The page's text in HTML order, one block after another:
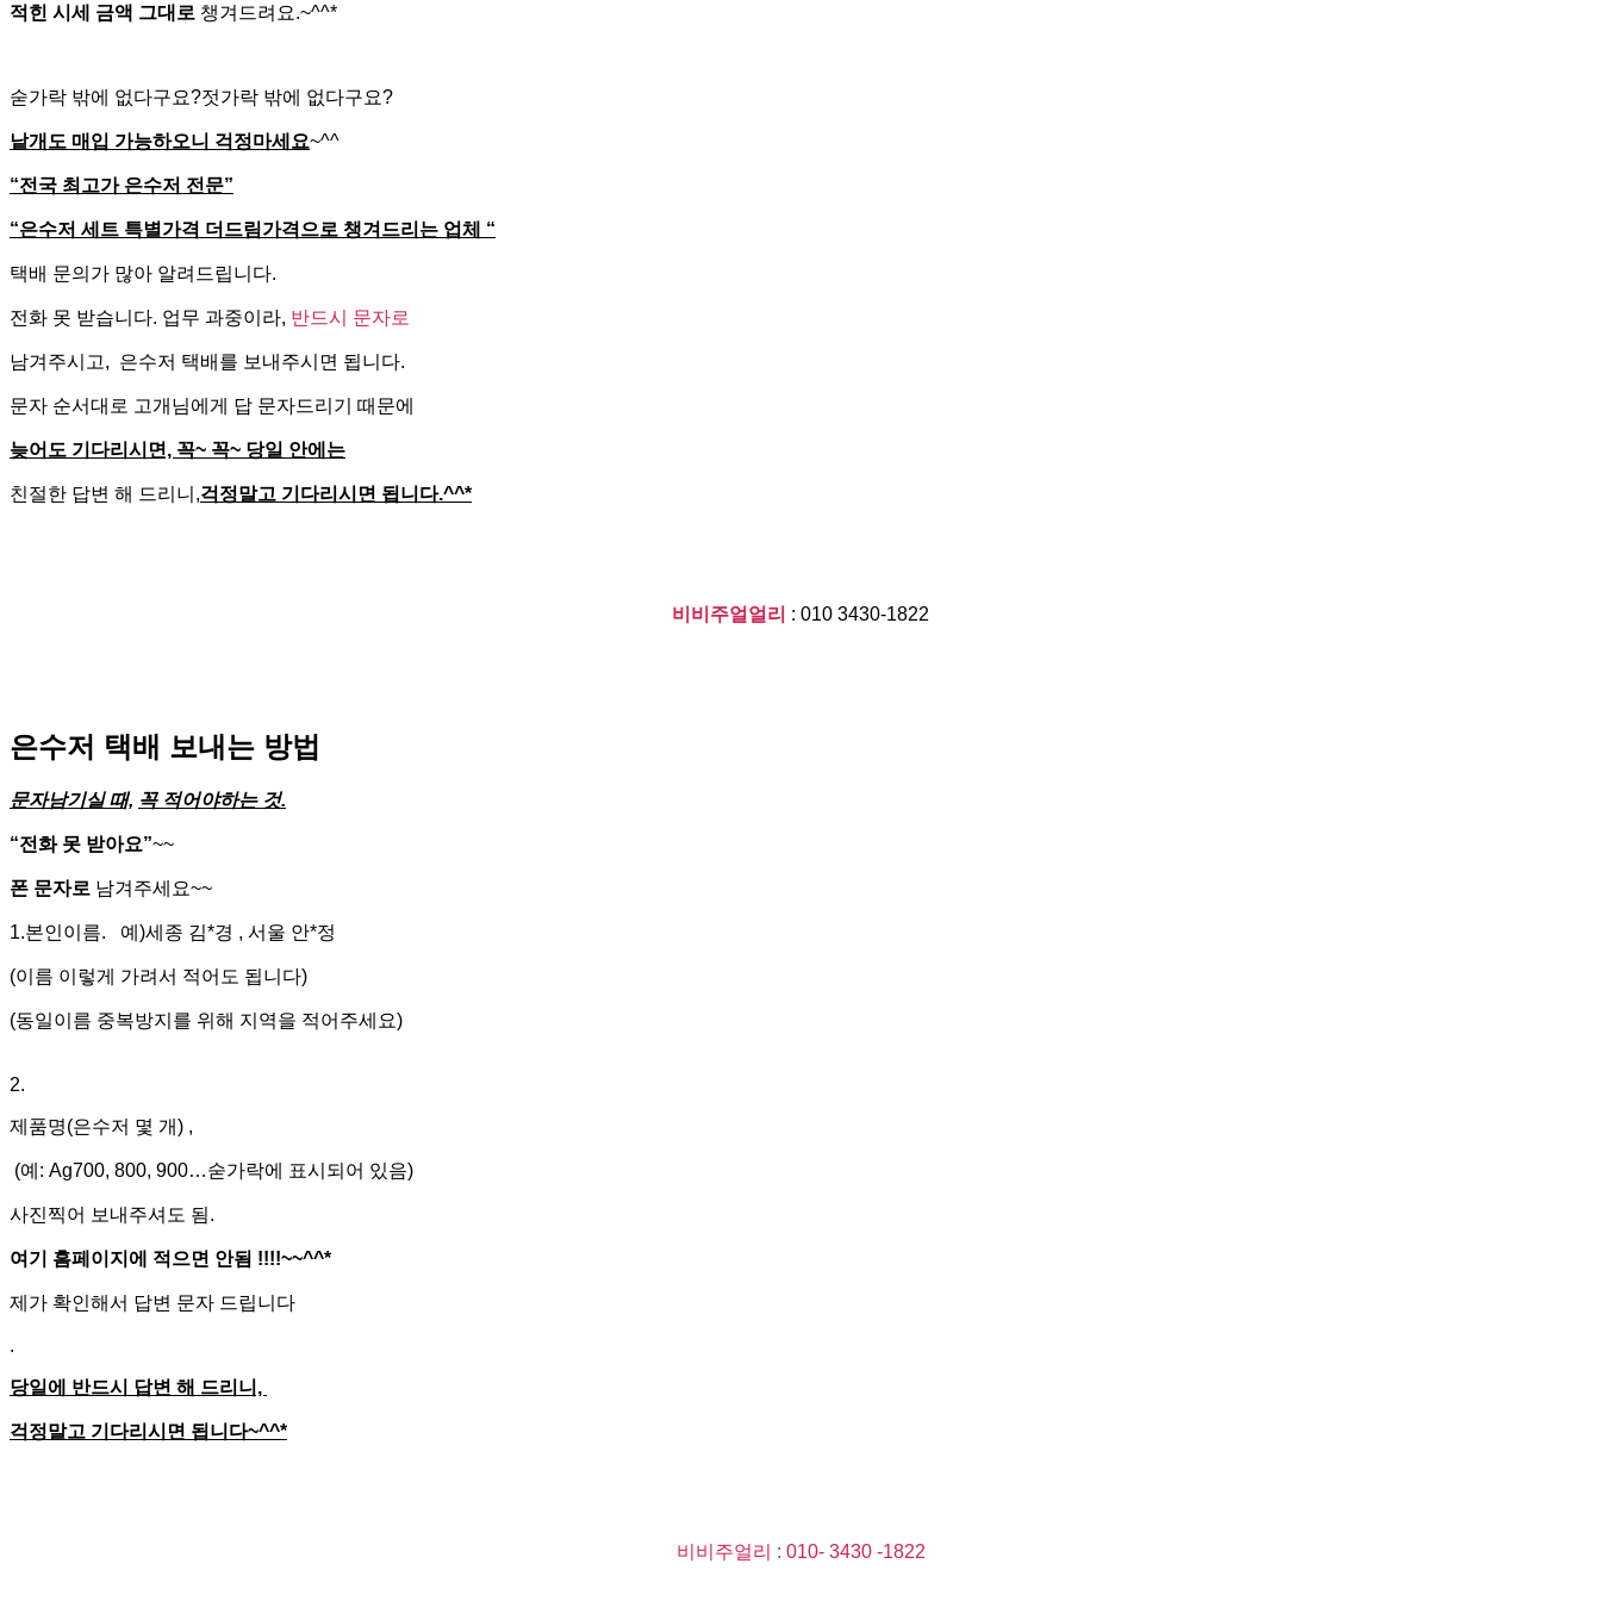
적힌 시세 금액 그대로 챙겨드려요.~^^*
숟가락 밖에 없다구요?젓가락 밖에 없다구요?
낱개도 매입 가능하오니 걱정마세요~^^
“전국 최고가 은수저 전문”
“은수저 세트 특별가격 더드림가격으로 챙겨드리는 업체 “
택배 문의가 많아 알려드립니다.
전화 못 받습니다. 업무 과중이라, 반드시 문자로
남겨주시고, 은수저 택배를 보내주시면 됩니다.
문자 순서대로 고개님에게 답 문자드리기 때문에
늦어도 기다리시면, 꼭~ 꼭~ 당일 안에는
친절한 답변 해 드리니,걱정말고 기다리시면 됩니다.^^*
비비주얼얼리 : 010 3430-1822
은수저 택배 보내는 방법
문자남기실 때, 꼭 적어야하는 것.
“전화 못 받아요”~~
폰 문자로 남겨주세요~~
1.본인이름. 예)세종 김*경 , 서울 안*정
(이름 이렇게 가려서 적어도 됩니다)
(동일이름 중복방지를 위해 지역을 적어주세요)
2.
제품명(은수저 몇 개) ,
(예: Ag700, 800, 900…숟가락에 표시되어 있음)
사진찍어 보내주셔도 됨.
여기 홈페이지에 적으면 안됨 !!!!~~^^*
제가 확인해서 답변 문자 드립니다
.
당일에 반드시 답변 해 드리니,
걱정말고 기다리시면 됩니다~^^*
비비주얼리 : 010- 3430 -1822